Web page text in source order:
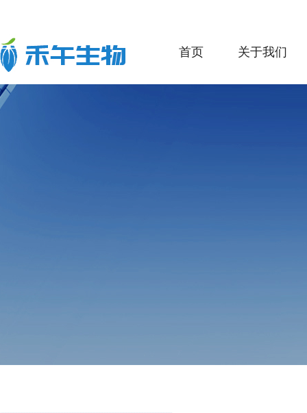
首页 关于我们